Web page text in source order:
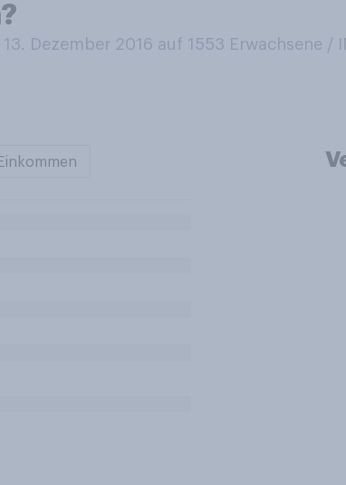
Dezember 2016 auf 1553 Erwachsene /
Einkommen